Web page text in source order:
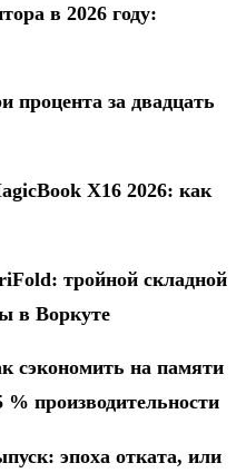
в 2026 году:
процента за двадцать
X16 2026: как
тройной складной
в Воркуте
сэкономить на памяти
производительности
эпоха отката, или